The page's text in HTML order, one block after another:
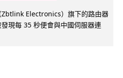
Zbtlink Electronics）旗下的路由器
現每 35 秒便會與中國伺服器連